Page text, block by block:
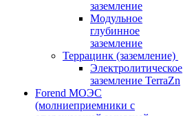
заземление
Модульное
глубинное
заземление
Террацинк (заземление)
Электролитическое
заземление TerraZn
Forend МОЭС
(молниеприемники с